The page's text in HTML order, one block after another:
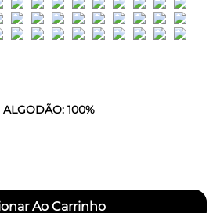
ALGODÃO: 100%